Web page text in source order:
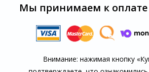
Мы принимаем к оплате
Внимание: нажимая кнопку